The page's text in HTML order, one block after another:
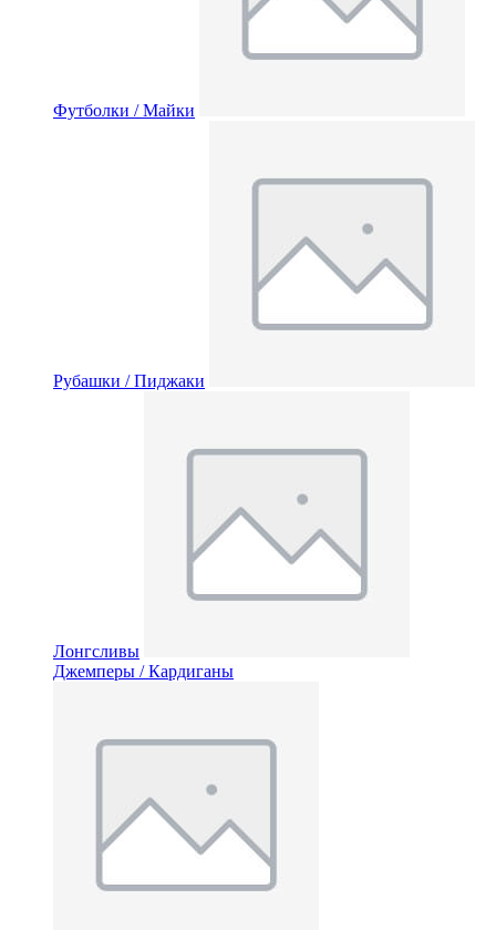
Футболки / Майки
Рубашки / Пиджаки
Лонгсливы
Джемперы / Кардиганы